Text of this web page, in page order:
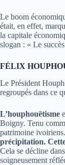
Le boom
était, en effet,
la capitale
slogan : « Le
FÉLIX
Le Président
regroupés dans ce
L’houphouëtisme
Boigny. Tenu
patrimoine ivoiriens.
précipitation.
Cela se décline
soigneusement